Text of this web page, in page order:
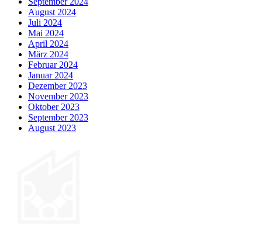
August 2024
Juli 2024
Mai 2024
April 2024
März 2024
Februar 2024
Januar 2024
Dezember 2023
November 2023
Oktober 2023
September 2023
August 2023